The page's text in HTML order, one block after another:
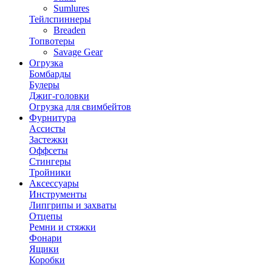
Sumlures
Тейлспиннеры
Breaden
Топвотеры
Savage Gear
Огрузка
Бомбарды
Булеры
Джиг-головки
Огрузка для свимбейтов
Фурнитура
Ассисты
Застежки
Оффсеты
Стингеры
Тройники
Аксессуары
Инструменты
Липгрипы и захваты
Отцепы
Ремни и стяжки
Фонари
Ящики
Коробки